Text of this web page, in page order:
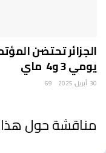
يومي 3 و4 ماي
30 أبريل، 2025 69
مناقشة حول